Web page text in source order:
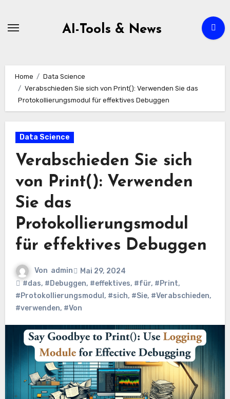
AI-Tools & News
Home
Data Science
Verabschieden Sie sich von Print(): Verwenden Sie das
Protokollierungsmodul für effektives Debuggen
Data Science
Verabschieden Sie sich
von Print(): Verwenden
Sie das
Protokollierungsmodul
für effektives Debuggen
Von admin
Mai 29, 2024
#das, #Debuggen, #effektives, #für, #Print,
#Protokollierungsmodul , #sich, #Sie, #Verabschieden,
#verwenden, #Von